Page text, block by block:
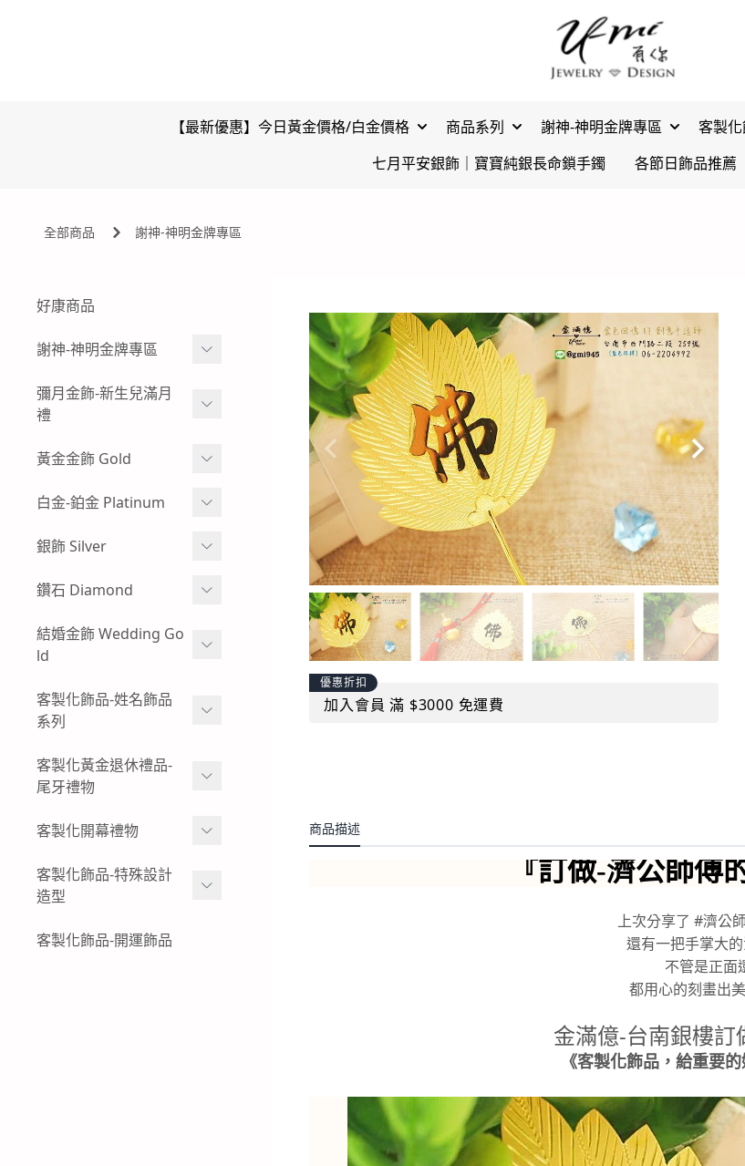
【最新優惠】今日黃金價格/白金價格 商品系列 謝神-神明金牌專區 客製
七月平安銀飾｜寶寶純銀長命鎖手鐲
各節日飾品推薦
全部商品 謝神-神明金牌專區
好康商品
謝神-神明金牌專區
雙面壓克力浮字款-神明金
牌
玻璃框、木框樣式-黃金神
明金牌
其他特殊樣式-黃金神明金
項鍊
彌月金飾-新生兒滿月
禮
彌月金飾 生肖
彌月金飾 手鍊
彌月金飾 項鍊
彌月金飾 禮盒
黃金金飾 Gold
蠶絲蠟線系列
黃金耳環
黃金金塊-黃金擺飾
男生黃金手鍊-黃金手環
女生黃金手鍊-黃金手環
男生黃金項鍊
女生黃金項鍊
女生黃金小套鍊
黃金墜子-黃金吊墜
女生黃金戒指
白金-鉑金 Platinum
白金耳環
男生白金項鍊
白金手鍊-手環
白金戒指-對戒
銀飾 Silver
小朋友純銀手環
小朋友純銀手鍊
純銀墜飾
男生純銀項鍊
鑽石 Diamond
鑽石手鍊
鑽石戒指
鑽石項鍊-鑽石墜飾
商品
結婚金飾 Wedding Go
ld
結婚金飾套組-寬面款
結婚金飾套組-幸運草
結婚金飾套組-愛心
結婚金飾套組-花草
結婚金飾套組-蝴蝶
結婚金飾套組-龍鳳
客製化飾品-姓名飾品
系列
黃金姓名項鍊-墜飾
黃金姓名手鍊
黃金姓名戒指
K金與白金姓名項鍊-墜飾-
戒指
純銀姓名項鍊-墜飾-戒指
客製化黃金退休禮品-
尾牙禮物
金幣
黃金水晶擺件
黃金木框擺件
黃金獎狀-絨沙金立體擺件
客製化開幕禮物
黃金擺件-絨沙金擺件
公司logo 品牌
現貨商品-黃金擺飾
客製化飾品-特殊設計
造型
特殊客製化飾品-黃金鑰匙
客製化飾品-開運飾品
優惠折扣
加入會員 滿 $3000 免運費
商品描述
『訂做-濟公師傅
上次分享了 #濟公
還有一把手掌大
不管是正面
都用心的刻畫出
金滿億-台南銀樓
《客製化飾品，給重要